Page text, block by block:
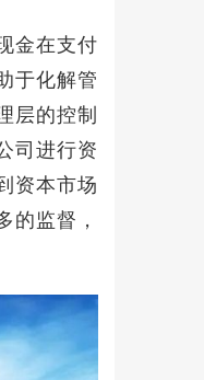
金在支付
于化解管
层的控制
司进行资
资本市场
的监督，